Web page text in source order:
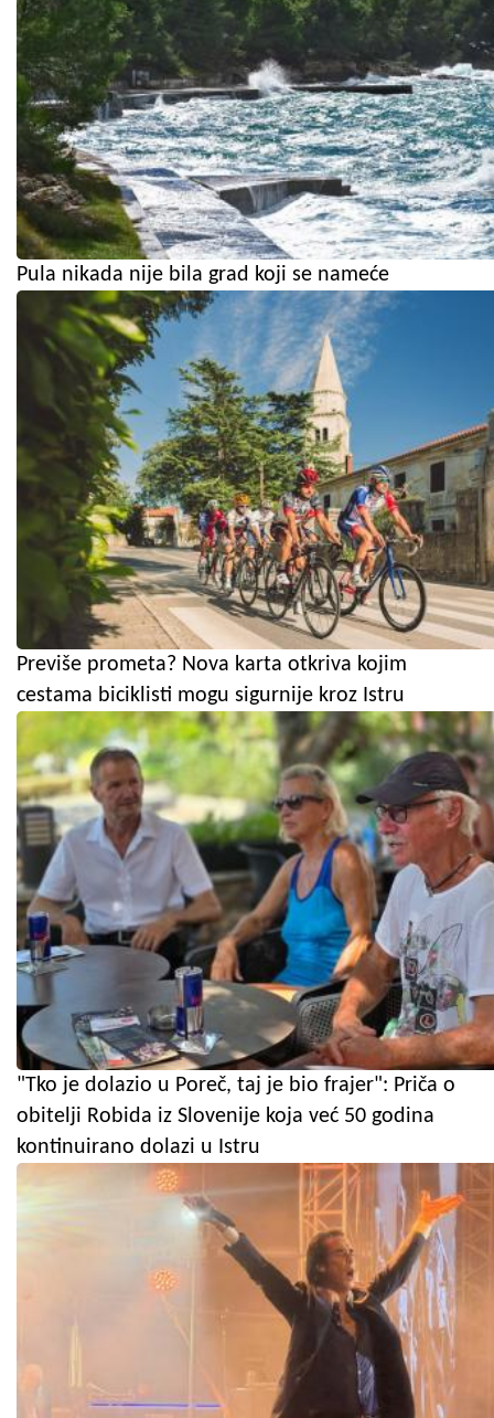
Pula nikada nije bila grad koji se nameće
Previše prometa? Nova karta otkriva kojim
cestama biciklisti mogu sigurnije kroz Istru
"Tko je dolazio u Poreč, taj je bio frajer": Priča o
obitelji Robida iz Slovenije koja već 50 godina
kontinuirano dolazi u Istru